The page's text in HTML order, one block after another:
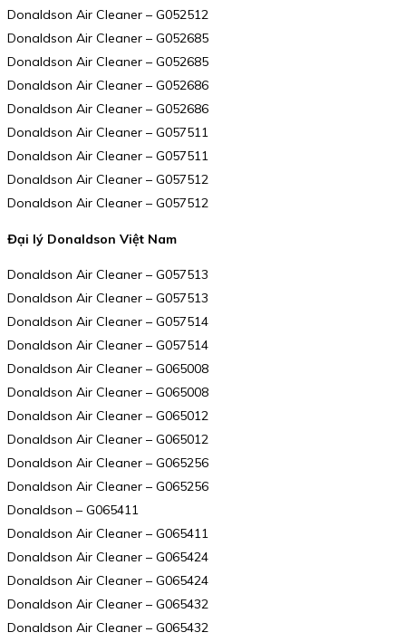
Donaldson Air Cleaner – G052512
Donaldson Air Cleaner – G052685
Donaldson Air Cleaner – G052685
Donaldson Air Cleaner – G052686
Donaldson Air Cleaner – G052686
Donaldson Air Cleaner – G057511
Donaldson Air Cleaner – G057511
Donaldson Air Cleaner – G057512
Donaldson Air Cleaner – G057512
Đại lý Donaldson Việt Nam
Donaldson Air Cleaner – G057513
Donaldson Air Cleaner – G057513
Donaldson Air Cleaner – G057514
Donaldson Air Cleaner – G057514
Donaldson Air Cleaner – G065008
Donaldson Air Cleaner – G065008
Donaldson Air Cleaner – G065012
Donaldson Air Cleaner – G065012
Donaldson Air Cleaner – G065256
Donaldson Air Cleaner – G065256
Donaldson – G065411
Donaldson Air Cleaner – G065411
Donaldson Air Cleaner – G065424
Donaldson Air Cleaner – G065424
Donaldson Air Cleaner – G065432
Donaldson Air Cleaner – G065432